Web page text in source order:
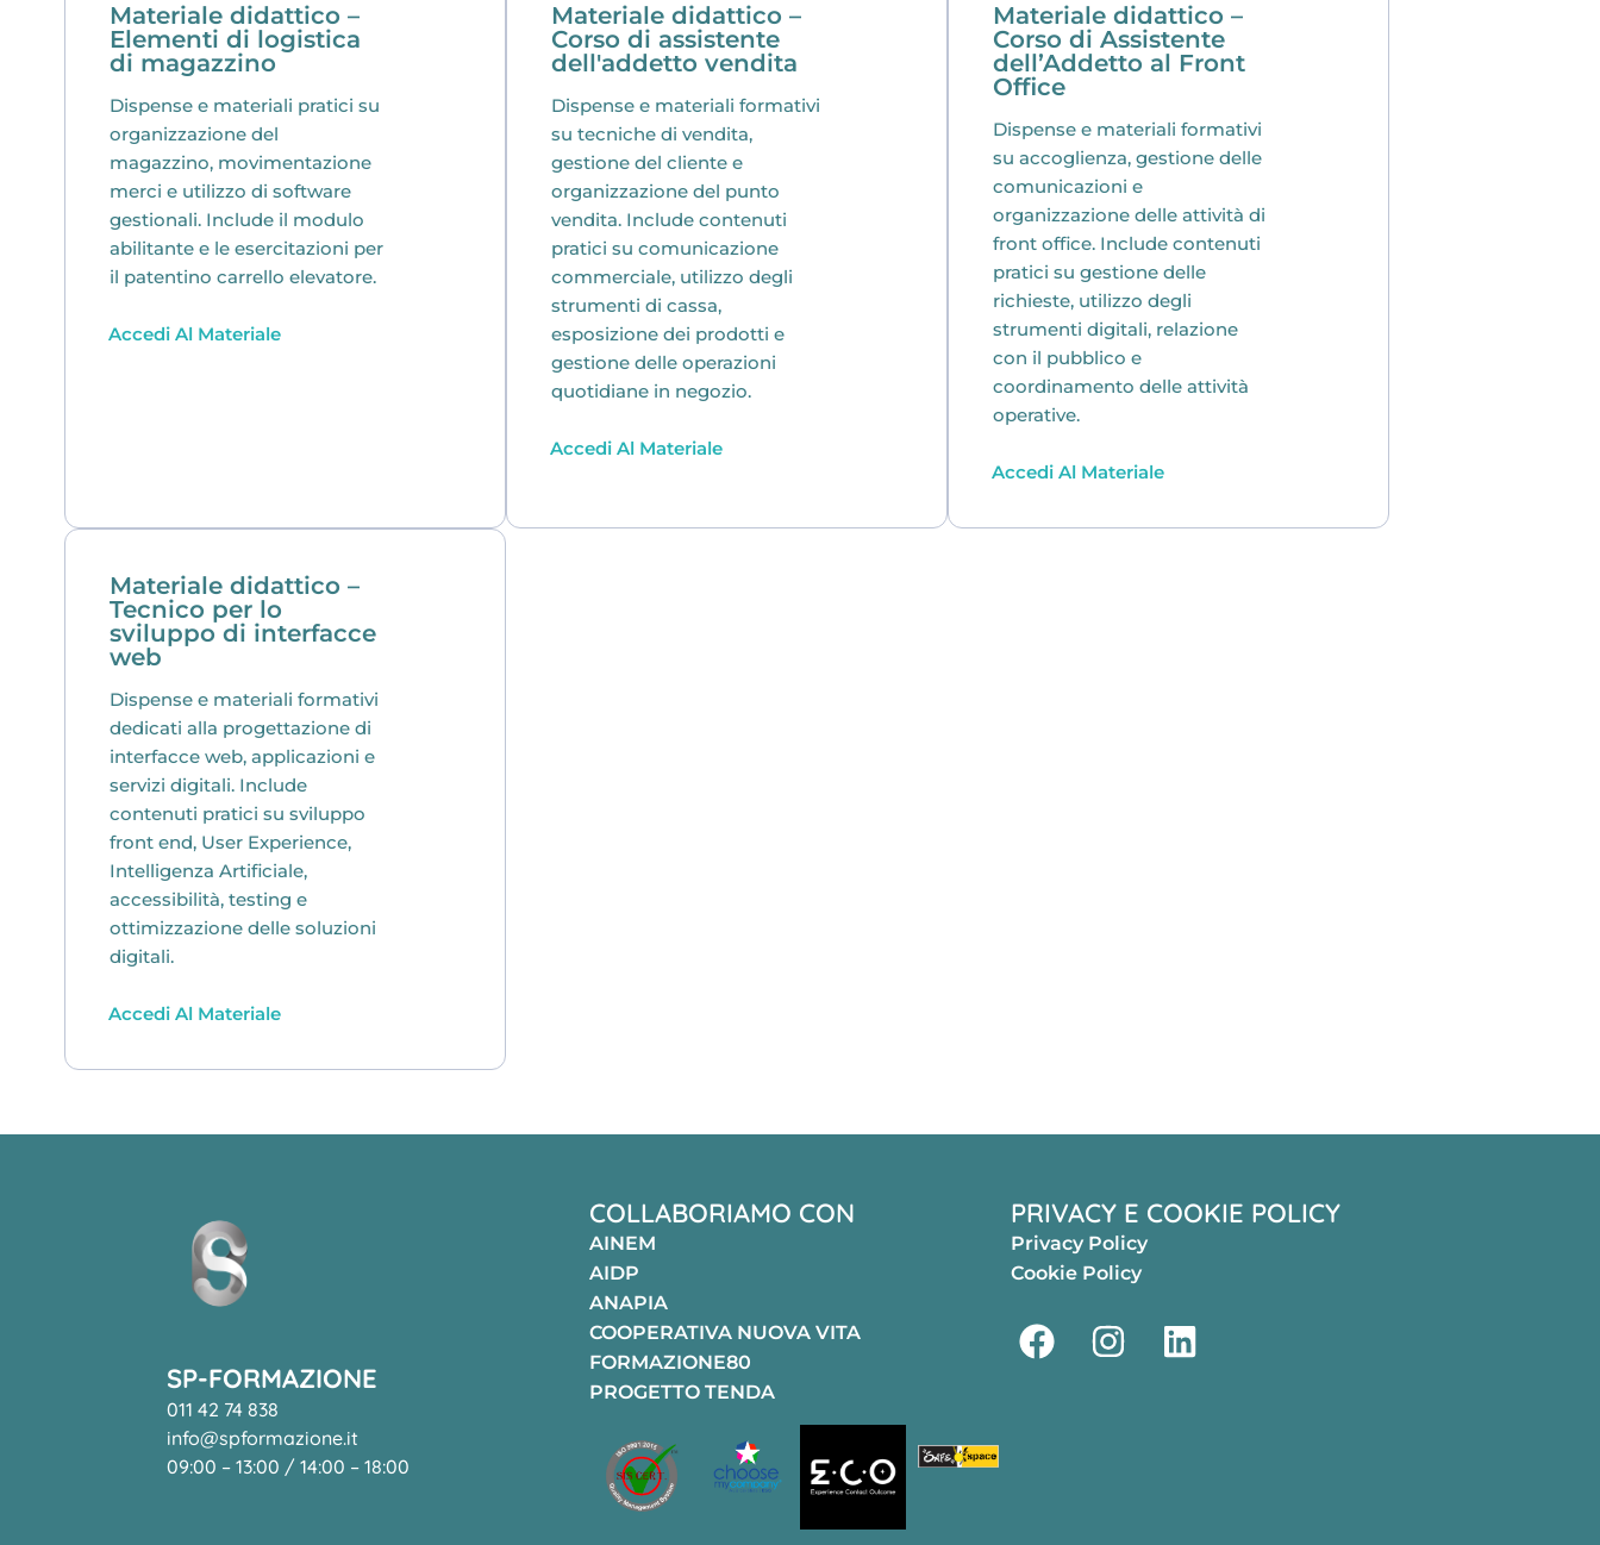
Materiale didattico –
Elementi di logistica
di magazzino
Dispense e materiali pratici su
organizzazione del
magazzino, movimentazione
merci e utilizzo di software
gestionali. Include il modulo
abilitante e le esercitazioni per
il patentino carrello elevatore.
Accedi Al Materiale
Materiale didattico –
Corso di assistente
dell'addetto vendita
Dispense e materiali formativi
su tecniche di vendita,
gestione del cliente e
organizzazione del punto
vendita. Include contenuti
pratici su comunicazione
commerciale, utilizzo degli
strumenti di cassa,
esposizione dei prodotti e
gestione delle operazioni
quotidiane in negozio.
Accedi Al Materiale
Materiale didattico –
Corso di Assistente
dell’Addetto al Front
Office
Dispense e materiali formativi
su accoglienza, gestione delle
comunicazioni e
organizzazione delle attività di
front office. Include contenuti
pratici su gestione delle
richieste, utilizzo degli
strumenti digitali, relazione
con il pubblico e
coordinamento delle attività
operative.
Accedi Al Materiale
Materiale didattico –
Tecnico per lo
sviluppo di interfacce
web
Dispense e materiali formativi
dedicati alla progettazione di
interfacce web, applicazioni e
servizi digitali. Include
contenuti pratici su sviluppo
front end, User Experience,
Intelligenza Artificiale,
accessibilità, testing e
ottimizzazione delle soluzioni
digitali.
Accedi Al Materiale
SP-FORMAZIONE
011 42 74 838
info@spformazione.it
09:00 – 13:00 / 14:00 – 18:00
COLLABORIAMO CON
AINEM
AIDP
ANAPIA
COOPERATIVA NUOVA VITA
FORMAZIONE80
PROGETTO TENDA
PRIVACY E COOKIE POLICY
Privacy Policy
Cookie Policy